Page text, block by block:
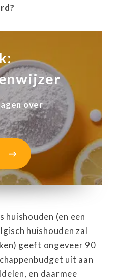
over
huishouden (en een
huishouden zal
geeft ongeveer 90
uit aan
en daarmee